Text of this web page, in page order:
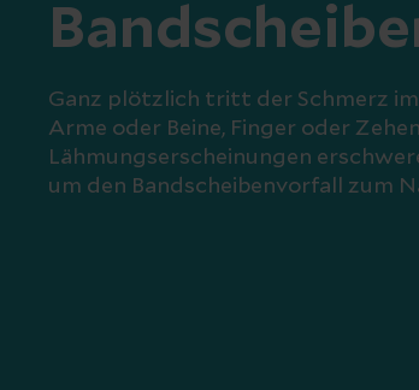
Ganz plötzlich tritt der Schmerz
Arme oder Beine, Finger oder
Lähmungserscheinungen
um den Bandscheibenvorfall zum